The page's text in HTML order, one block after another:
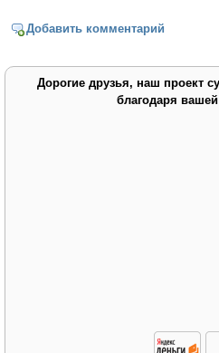
Добавить комментарий
Дорогие друзья, наш проект
благодаря